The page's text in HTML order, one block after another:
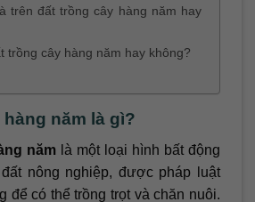
trên đất trồng cây hàng năm hay
trồng cây hàng năm hay không?
năm là gì?
năm là một loại hình bất động
nông nghiệp, được pháp luật
để có thể trồng trọt và chăn nuôi.